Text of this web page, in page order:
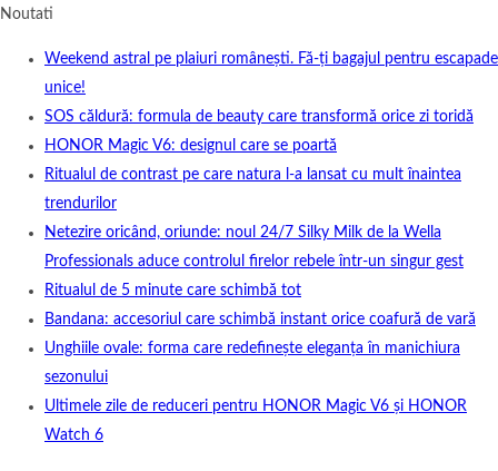
Noutati
Weekend astral pe plaiuri românești. Fă-ți bagajul pentru escapade
unice!
SOS căldură: formula de beauty care transformă orice zi toridă
HONOR Magic V6: designul care se poartă
Ritualul de contrast pe care natura l-a lansat cu mult înaintea
trendurilor
Netezire oricând, oriunde: noul 24/7 Silky Milk de la Wella
Professionals aduce controlul firelor rebele într-un singur gest
Ritualul de 5 minute care schimbă tot
Bandana: accesoriul care schimbă instant orice coafură de vară
Unghiile ovale: forma care redefinește eleganța în manichiura
sezonului
Ultimele zile de reduceri pentru HONOR Magic V6 și HONOR
Watch 6